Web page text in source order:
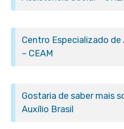
Centro Especializado
– CEAM
Gostaria de saber mais
Auxílio Brasil